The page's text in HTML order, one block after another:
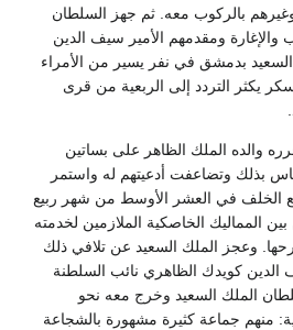
بالركوب معه‏.‏ ثم جهز السلطان
والإغارة ومقدمهم الأمير سيف الدين
السعيد بدمشق في نفر يسير من الأمراء
يكثر التردد إلى الربعية من قرى
والده الملك الظاهر على بساتين
بذلك وتضاعفت أدعيتهم له واستمر
الخلف في العشر الأوسط من شهر ربيع
المماليك الخاصكية الملازمين لخدمته
وعجز الملك السعيد عن تلافي ذلك
كويدك الظاهري نائب السلطنة
الملك السعيد وخرج معه نحو
منهم جماعة كثيرة مشهورة بالشجاعة